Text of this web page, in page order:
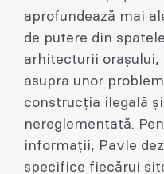
aprofundează mai
de putere din
arhitecturii orașului,
asupra unor
construcția ilegală
nereglementată.
informații, Pavle
specifice fiecărui